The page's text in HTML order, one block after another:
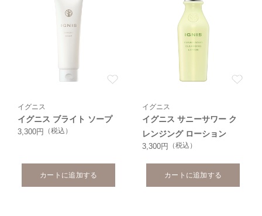
イグニス
イグニス ブライト ソープ
3,300円 （税込）
カートに追加する
イグニス
イグニス サニーサワー ク
レンジング ローション
3,300円 （税込）
カートに追加する